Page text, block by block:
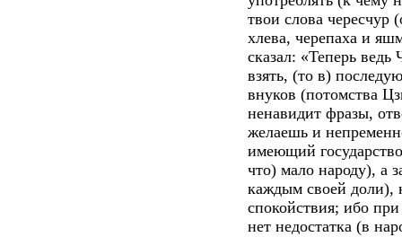
твои слова
хлева, черепаха и
сказал: «Теперь
взять, (то в)
внуков (потомства
ненавидит фразы,
желаешь и
имеющий
что) мало народу), а
каждым своей доли),
спокойствия; ибо
нет недостатка (в